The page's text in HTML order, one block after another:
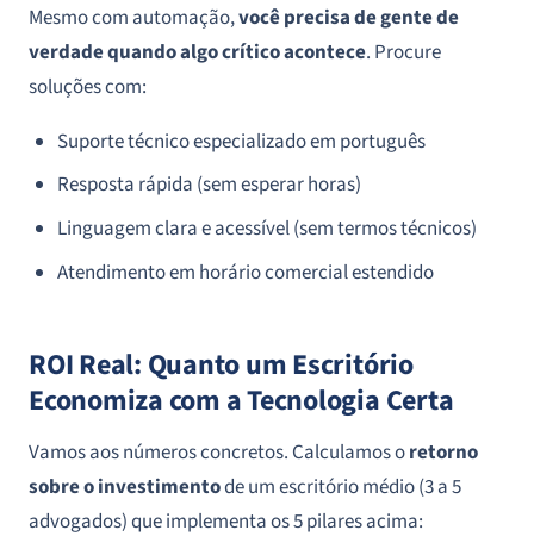
Mesmo com automação,você precisa de gente de
verdade quando algo crítico acontece. Procure
soluções com:
Suporte técnico especializado em português
Resposta rápida (sem esperar horas)
Linguagem clara e acessível (sem termos técnicos)
Atendimento em horário comercial estendido
ROI Real: Quanto um Escritório
Economiza com a Tecnologia Certa
Vamos aos números concretos. Calculamos oretorno
sobre o investimentode um escritório médio (3 a 5
advogados) que implementa os 5 pilares acima: